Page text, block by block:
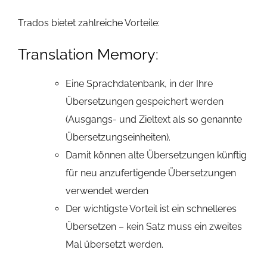
Trados bietet zahlreiche Vorteile:
Translation Memory:
Eine Sprachdatenbank, in der Ihre
Übersetzungen gespeichert werden
(Ausgangs- und Zieltext als so genannte
Übersetzungseinheiten).
Damit können alte Übersetzungen künftig
für neu anzufertigende Übersetzungen
verwendet werden
Der wichtigste Vorteil ist ein schnelleres
Übersetzen – kein Satz muss ein zweites
Mal übersetzt werden.